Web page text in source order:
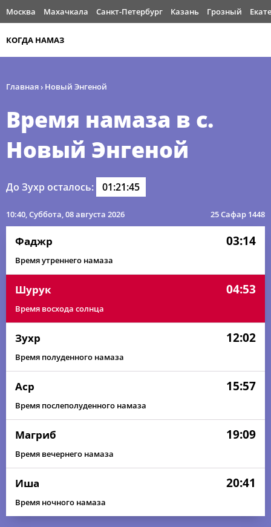
Москва Махачкала Санкт-Петербург Казань Грозный
КОГДА НАМАЗ
Главная› Новый Энгеной
Время намаза в с.
Новый Энгеной
До Зухр осталось: 01:21:45
10:40, Суббота, 08 августа 2026 25 Сафар 1448
Фаджр 03:14
Время утреннего намаза
Шурук 04:53
Время восхода солнца
Зухр 12:02
Время полуденного намаза
Аср 15:57
Время послеполуденного намаза
Магриб 19:09
Время вечернего намаза
Иша 20:41
Время ночного намаза